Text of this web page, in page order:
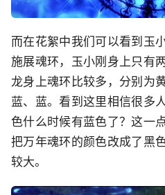
而在花絮中我们可以看到玉
施展魂环，玉小刚身上只有
龙身上魂环比较多，分别为
蓝、蓝。看到这里相信很多
色什么时候有蓝色了？这一
把万年魂环的颜色改成了黑
较大。